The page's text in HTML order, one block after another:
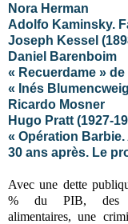
Nora Herman
Adolfo Kaminsky.
Joseph Kessel
Daniel Barenboim
« Recuerdame »
« Inés
Ricardo Mosner
Hugo Pratt (1927-
« Opération Barbie.
30 ans après. Le
Avec une dette
% du PIB, des
alimentaires, une